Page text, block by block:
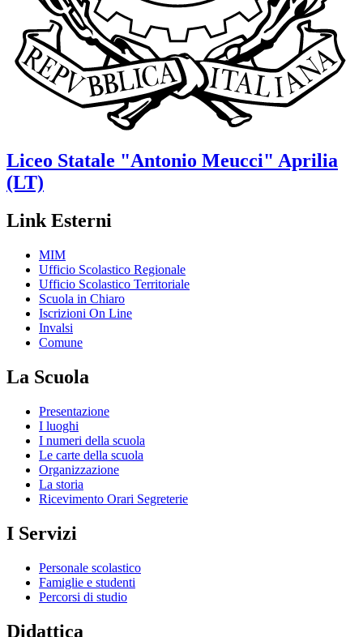
Liceo Statale "Antonio Meucci" Aprilia
(LT)
Link Esterni
MIM
Ufficio Scolastico Regionale
Ufficio Scolastico Territoriale
Scuola in Chiaro
Iscrizioni On Line
Invalsi
Comune
La Scuola
Presentazione
I luoghi
I numeri della scuola
Le carte della scuola
Organizzazione
La storia
Ricevimento Orari Segreterie
I Servizi
Personale scolastico
Famiglie e studenti
Percorsi di studio
Didattica